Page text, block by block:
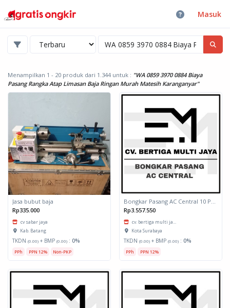
Masuk
Menampilkan 1 - 20 produk dari 1.344 untuk : "WA 0859 3970 0884 Biaya
Pasang Rangka Atap Limasan Baja Ringan Murah Matesih Karanganyar"
Jasa bubut baja
Rp335.000
cv sabar jaya
Kab. Batang
TKDN (0.00) + BMP (0.00) : 0%
PPh PPN 12% Non-PKP
Rp3.557.550
cv. bertiga multi ja...
Kota Surabaya
TKDN (0.00) + BMP (0.00) : 0%
PPh PPN 12%